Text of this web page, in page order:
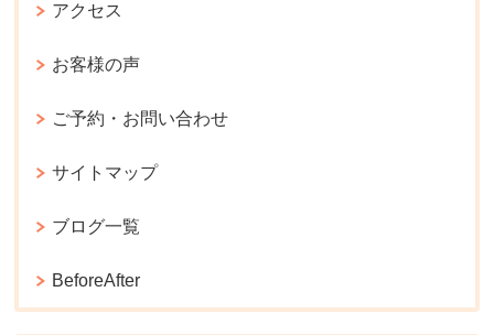
アクセス
お客様の声
ご予約・お問い合わせ
サイトマップ
ブログ一覧
BeforeAfter